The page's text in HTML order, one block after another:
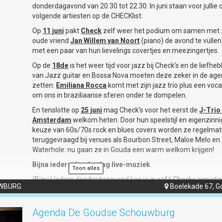
Tickets bestellen
Terug naar vorige pagina
Comedy
Datum:Donderdag 28 mei
Aanvang:20:30 uur | Zaal open: 20:00 uur
€17,- (+€1,50 servicekosten)
Bekijk onze socials:
Facebookpagina
Instagrampagina
Max van den Burg | Maxikozi
(Try-out)
Max van den Burg brengt hilarisch theaterfeest
€17,-
iedere do. DONDERSLAG CAFÉ
het weekend begint op donderdag.
iedere vr.+za. STUDIOGONZ OPEN
met StudioGonz Café.
Let op: de standaard deurtijden van StudioGonz aangepast:
van 20u00 tot 23u00. Vrijdag en zaterdag van 21u00 tot
Zie voor nadere informatiewww.studiogonz.nl.
donderdagavond van 20.30 tot 22.30. In juni staan voor jullie
volgende artiesten op de CHECKlist:
Op 11 juni pakt Check zelf weer het podium om samen met
oude vriendJan Willem van Noort(piano) de avond te vullen
met een paar van hun lievelings covertjes en meezingertjes.
Op de 18deis het weer tijd voor jazz bij Check’s en de
van Jazz guitar en Bossa Nova moeten deze zeker in de
zetten: Emiliana Rocca komt met zijn jazz trio plus een
om ons in braziliaanse sferen onder te dompelen.
En tenslotte op 25 juni mag Check’s voor het eerst deJ-Trio
Amsterdam welkom heten. Door hun speelstijl en
keuze van 60s/70s rock en blues covers worden ze
teruggevraagd bij venues als Bourbon Street, Maloe Melo en
Waterhole: nu gaan ze in Gouda een warm welkom krijgen!
Bijna iedere donderdag live-muziek
(Bijna) Iedere donderdagavond kan je in café Checks
donderdagavond van 20u30 tot 22u30.
Toon alles
Boelekade 67,
Agenda De Goudse Schouwburg